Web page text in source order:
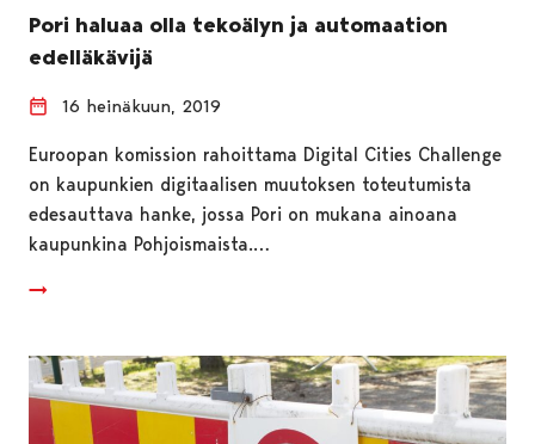
Pori haluaa olla tekoälyn ja automaation
edelläkävijä
16 heinäkuun, 2019
Euroopan komission rahoittama Digital Cities Challenge
on kaupunkien digitaalisen muutoksen toteutumista
edesauttava hanke, jossa Pori on mukana ainoana
kaupunkina Pohjoismaista.…